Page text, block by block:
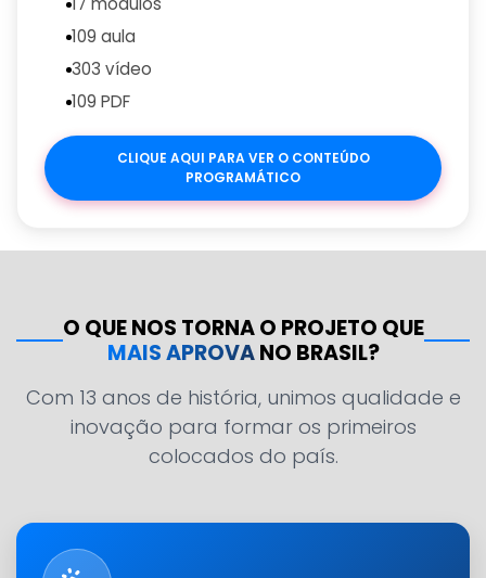
109 aula
303 vídeo
109 PDF
CLIQUE AQUI PARA VER O CONTEÚDO
PROGRAMÁTICO
O QUE NOS TORNA O PROJETO QUE
MAIS APROVANO BRASIL?
Com 13 anos de história, unimos qualidade e
inovação para formar os primeiros
colocados do país.